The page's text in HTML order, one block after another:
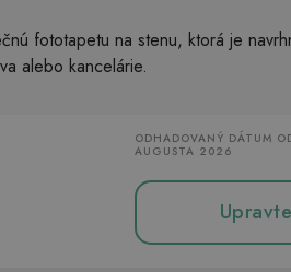
fototapetu na stenu, ktorá je
alebo kancelárie.
ODHADOVANÝ DÁTUM
AUGUSTA 2026